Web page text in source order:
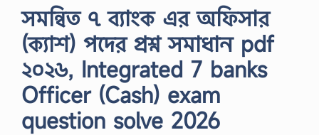
সমন্বিত ৭ ব্যাংক এর অফিসার
(ক্যাশ) পদের প্রশ্ন সমাধান pdf
২০২৬, Integrated 7 banks
Officer (Cash) exam
question solve 2026